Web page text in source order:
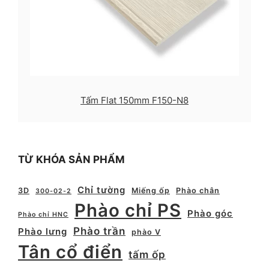
Tấm Flat 150mm F150-N8
TỪ KHÓA SẢN PHẨM
3D 300-02-2 Chỉ tường Miếng ốp Phào chân
Phào chỉ HNC Phào chỉ PS
Phào góc
Phào lưng
Phào trần phào V
Tân cổ điển tấm ốp